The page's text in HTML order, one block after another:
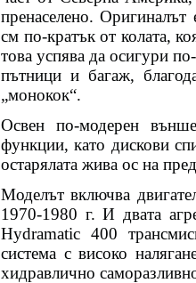
пренаселено.
см по-кратък от колата,
това успява да осигури
пътници и багаж,
„монокок“.
Освен по-модерен
функции, като дискови
остарялата жива ос на
Моделът включва
1970-1980 г. И двата
Hydramatic 400
система с високо
хидравлично